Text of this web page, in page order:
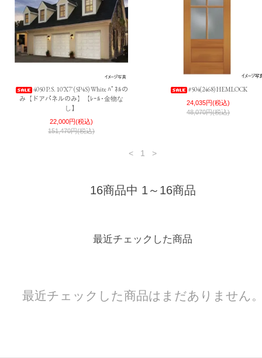
4050 P.S. 10'X7' (5P4S) White ﾊﾟﾈﾙの
み【ドアパネルのみ】【ﾚｰﾙ･金物な
し】
22,000円(税込)
151,470円(税込)
#504(2468) HEMLOCK
24,035円(税込)
48,070円(税込)
< 1 >
16商品中 1～16商品
最近チェックした商品
最近チェックした商品はまだありません